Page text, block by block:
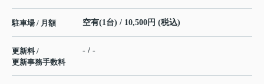
駐車場 / 月額 空有(1台) / 10,500円 (税込)
更新料 /
更新事務手数料
- / -